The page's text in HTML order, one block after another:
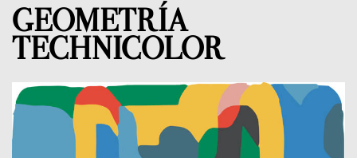
GEOMETRÍA
TECHNICOLOR